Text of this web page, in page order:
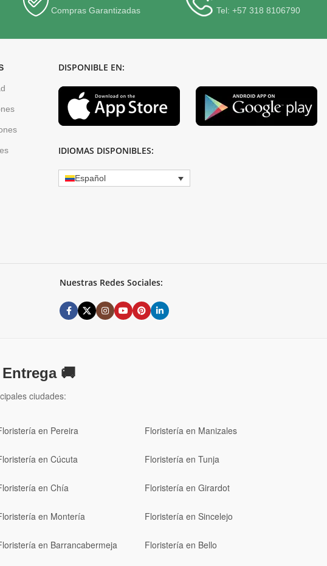
Compras Garantizadas
Tel: +57 318 8106790
DISPONIBLE EN:
IDIOMAS DISPONIBLES:
Español
Nuestras Redes Sociales:
🚚
ciudades:
en Pereira Floristería en Manizales
en Cúcuta Floristería en Tunja
en Chía Floristería en Girardot
en Montería Floristería en Sincelejo
en Barrancabermeja Floristería en Bello